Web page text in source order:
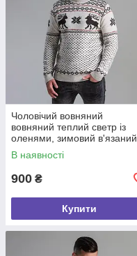
Чоловічий вовняний
вовняний теплий светр із
оленями, зимовий в'язаний
светр турецький вовняні
чоловічі светри
В наявності
900 ₴
Купити